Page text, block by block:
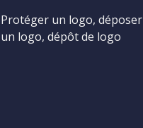
Protéger un logo, déposer
un logo, dépôt de logo